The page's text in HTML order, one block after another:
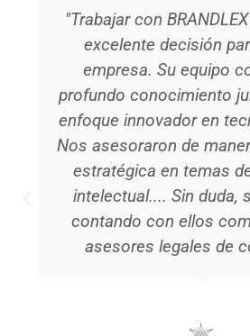
"Trabajar con
excelente decisión
empresa. Su equipo
profundo conocimiento
enfoque innovador en
Nos asesoraron de
estratégica en temas
intelectual.... Sin duda,
contando con ellos
asesores legales de